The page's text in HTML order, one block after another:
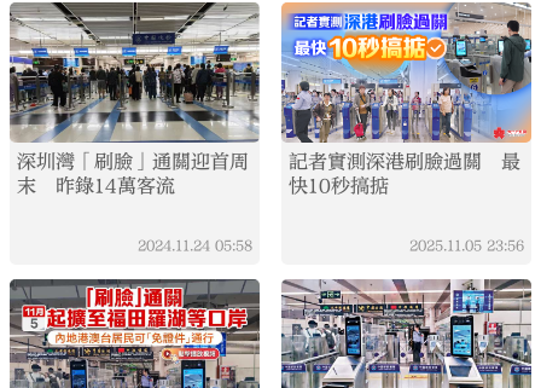
深圳灣「刷臉」通關迎首周
末 昨錄14萬客流
2024.11.24 05:58
記者實測深港刷臉過關 最
快10秒搞掂
2025.11.05 23:56